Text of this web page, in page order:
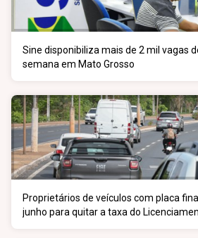
Sine disponibiliza mais de 2 mil vagas
semana em Mato Grosso
Proprietários de veículos com placa
junho para quitar a taxa do